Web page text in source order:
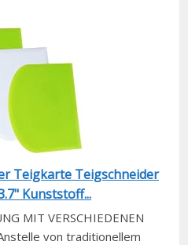
Teigkarte Teigschneider
Kunststoff...
MIT VERSCHIEDENEN
von traditionellem